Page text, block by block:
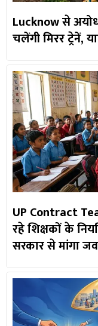
Lucknow से
चलेंगी मिरर ट्रेनें,
UP Contract
रहे शिक्षकों के
सरकार से मांगा